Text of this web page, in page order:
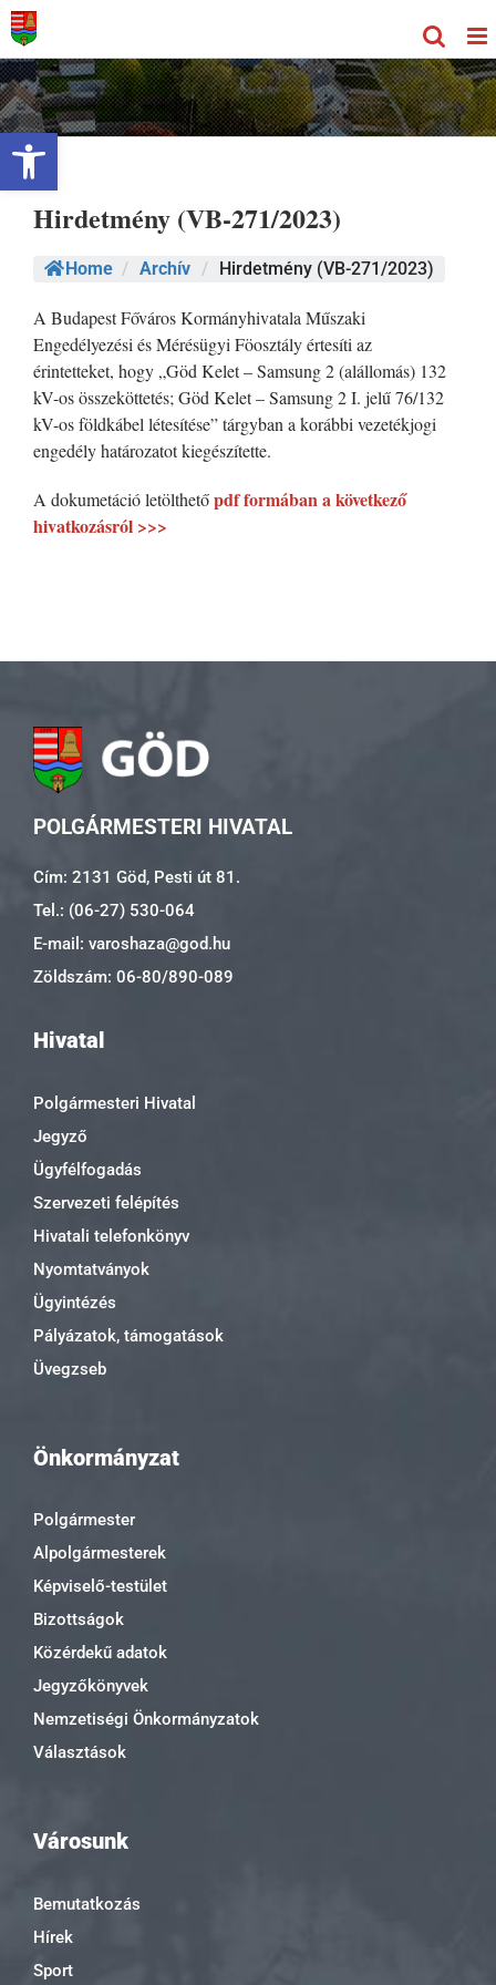
Eszköztár megnyitása
Kihagyás
Hirdetmény (VB-271/2023)
Home / Archív / Hirdetmény (VB-271/2023)
A Budapest Főváros Kormányhivatala Műszaki
Engedélyezési és Mérésügyi Föosztály értesíti az
érintetteket, hogy „Göd Kelet – Samsung 2 (alállomás) 132
kV-os összeköttetés; Göd Kelet – Samsung 2 I. jelű 76/132
kV-os földkábel létesítése” tárgyban a korábbi vezetékjogi
engedély határozatot kiegészítette.
A dokumetáció letölthetőpdf formában a következő
hivatkozásról >>>
POLGÁRMESTERI HIVATAL
Cím: 2131 Göd, Pesti út 81.
Tel.: (06-27) 530-064
E-mail: varoshaza@god.hu
Zöldszám: 06-80/890-089
Hivatal
Polgármesteri Hivatal
Jegyző
Ügyfélfogadás
Szervezeti felépítés
Hivatali telefonkönyv
Nyomtatványok
Ügyintézés
Pályázatok, támogatások
Üvegzseb
Önkormányzat
Polgármester
Alpolgármesterek
Képviselő-testület
Bizottságok
Közérdekű adatok
Jegyzőkönyvek
Nemzetiségi Önkormányzatok
Választások
Városunk
Bemutatkozás
Hírek
Sport